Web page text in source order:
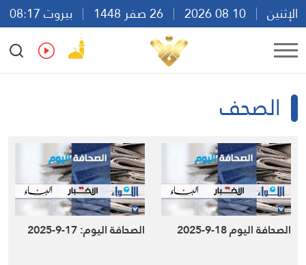
الإثنين
بيروت 08:17
Ar
En Fr Es
الصحف
الصحافة اليوم 18-9-2025 الصحافة اليوم: 17-9-2025